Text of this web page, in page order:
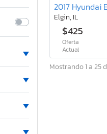
Elgin, IL
$425
Oferta
Actual
Mostrando 1 a 25